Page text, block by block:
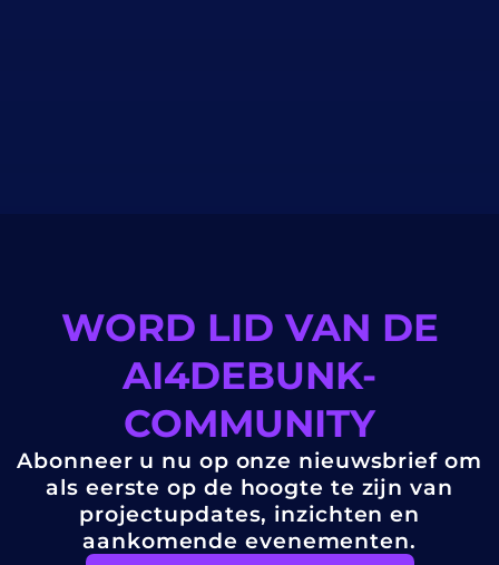
WORD LID VAN DE
AI4DEBUNK-
COMMUNITY
Abonneer u nu op onze nieuwsbrief om
als eerste op de hoogte te zijn van
projectupdates, inzichten en
aankomende evenementen.